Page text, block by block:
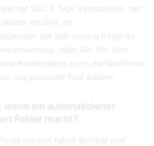
hat SOC 2 Type II bestanden. n8n
ein DPA mit
bei Self-hosting trägst du
Mein Rat: Vor dem
Kundendaten durch die Workflows
das passende Tool wählen.
wenn ein automatisierter
Fehler macht?
machen Fehler sichtbar und